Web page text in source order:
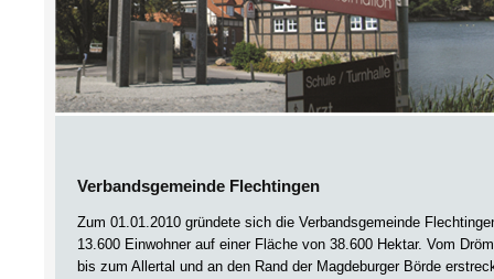
Verbandsgemeinde Flechtingen
Zum 01.01.2010 gründete sich die Verbandsgemeinde
13.600 Einwohner auf einer Fläche von 38.600 Hektar. Vom
bis zum Allertal und an den Rand der Magdeburger Börde